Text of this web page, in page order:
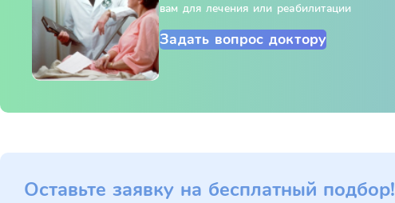
вам для лечения или реабилитации
Задать вопрос доктору
Оставьте заявку на бесплатный подбор!